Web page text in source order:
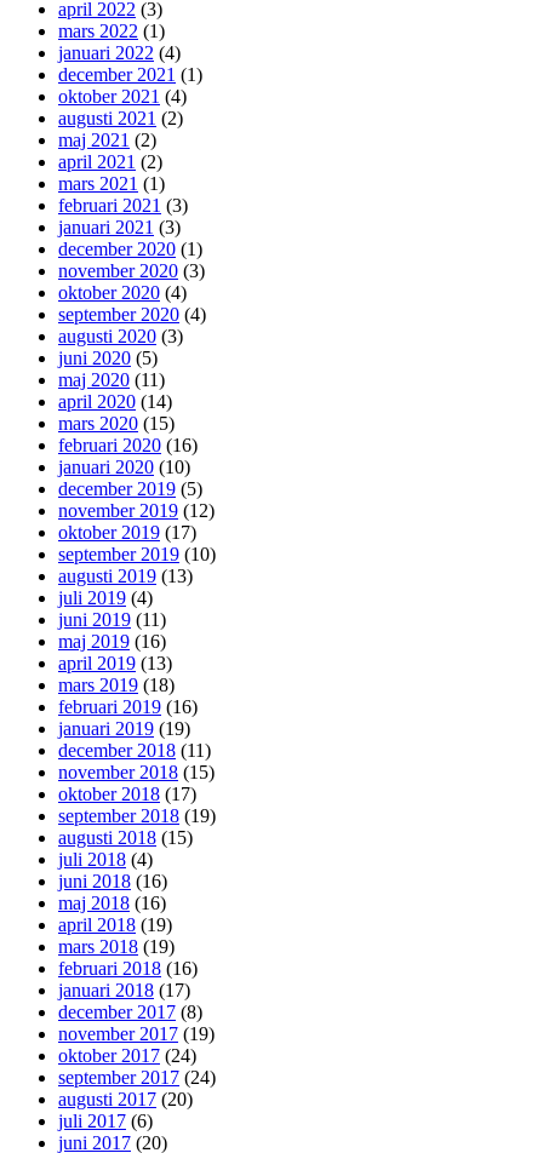
april 2022 (3)
mars 2022 (1)
januari 2022 (4)
december 2021 (1)
oktober 2021 (4)
augusti 2021 (2)
maj 2021 (2)
april 2021 (2)
mars 2021 (1)
februari 2021 (3)
januari 2021 (3)
december 2020 (1)
november 2020 (3)
oktober 2020 (4)
september 2020 (4)
augusti 2020 (3)
juni 2020 (5)
maj 2020 (11)
april 2020 (14)
mars 2020 (15)
februari 2020 (16)
januari 2020 (10)
december 2019 (5)
november 2019 (12)
oktober 2019 (17)
september 2019 (10)
augusti 2019 (13)
juli 2019 (4)
juni 2019 (11)
maj 2019 (16)
april 2019 (13)
mars 2019 (18)
februari 2019 (16)
januari 2019 (19)
december 2018 (11)
november 2018 (15)
oktober 2018 (17)
september 2018 (19)
augusti 2018 (15)
juli 2018 (4)
juni 2018 (16)
maj 2018 (16)
april 2018 (19)
mars 2018 (19)
februari 2018 (16)
januari 2018 (17)
december 2017 (8)
november 2017 (19)
oktober 2017 (24)
september 2017 (24)
augusti 2017 (20)
juli 2017 (6)
juni 2017 (20)